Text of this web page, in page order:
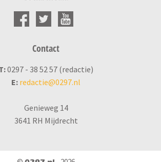
Contact
0297 - 38 52 57 (redactie)
E: redactie@0297.nl
Genieweg 14
3641 RH Mijdrecht